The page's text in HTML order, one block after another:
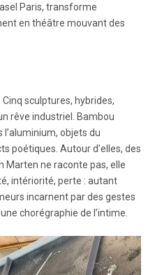
Paris, transforme
en théâtre mouvant des
sculptures, hybrides,
rêve industriel. Bambou
objets du
poétiques. Autour d’elles, des
Marten ne raconte pas, elle
intériorité, perte : autant
incarnent par des gestes
chorégraphie de l’intime.